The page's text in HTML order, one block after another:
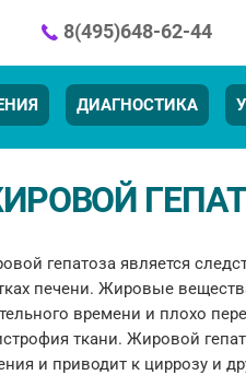
8(495)648-62-44
ДИАГНОСТИКА
гепатоза является
печени. Жировые
времени и плохо
ткани. Жировой
и приводит к циррозу и